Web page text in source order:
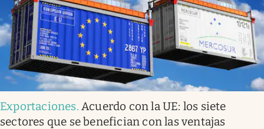
Exportaciones.Acuerdo con la UE: los siete
sectores que se benefician con las ventajas